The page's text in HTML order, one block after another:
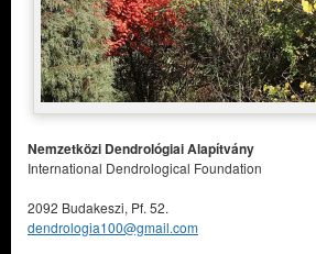
Nemzetközi Dendrológiai Alapítvány
International Dendrological Foundation
2092 Budakeszi, Pf. 52.
dendrologia100@gmail.com